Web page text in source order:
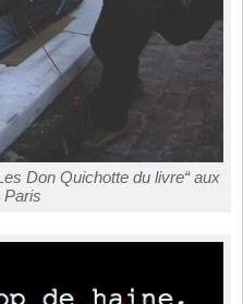
Don Quichotte du livre“ aux
Paris